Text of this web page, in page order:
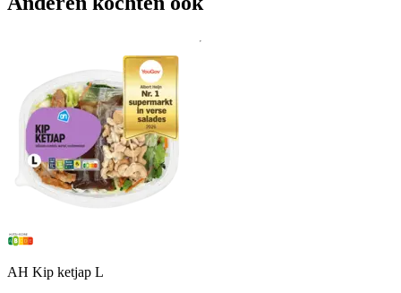
AH Kip ketjap L